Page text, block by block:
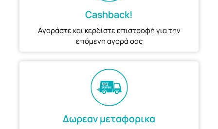
Cashback!
Αγοράστε και κερδίστε επιστροφή για την
επόμενη αγορά σας
Δωρεαν μεταφορικα